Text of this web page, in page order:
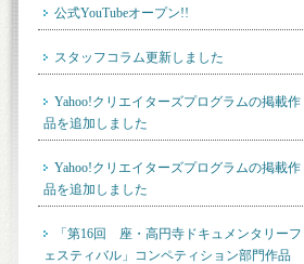
公式YouTubeオープン!!
スタッフコラム更新しました
Yahoo!クリエイターズプログラムの掲載作
品を追加しました
Yahoo!クリエイターズプログラムの掲載作
品を追加しました
「第16回 座・高円寺ドキュメンタリーフ
ェスティバル」コンペティション部門作品